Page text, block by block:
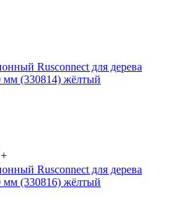
Rusconnect для дерева
мм (330814) жёлтый
+
Rusconnect для дерева
мм (330816) жёлтый